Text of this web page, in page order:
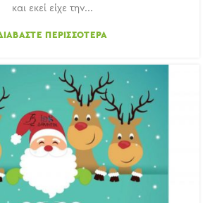
και εκεί είχε την...
ΠΕΡΙΣΣΌΤΕΡΑ